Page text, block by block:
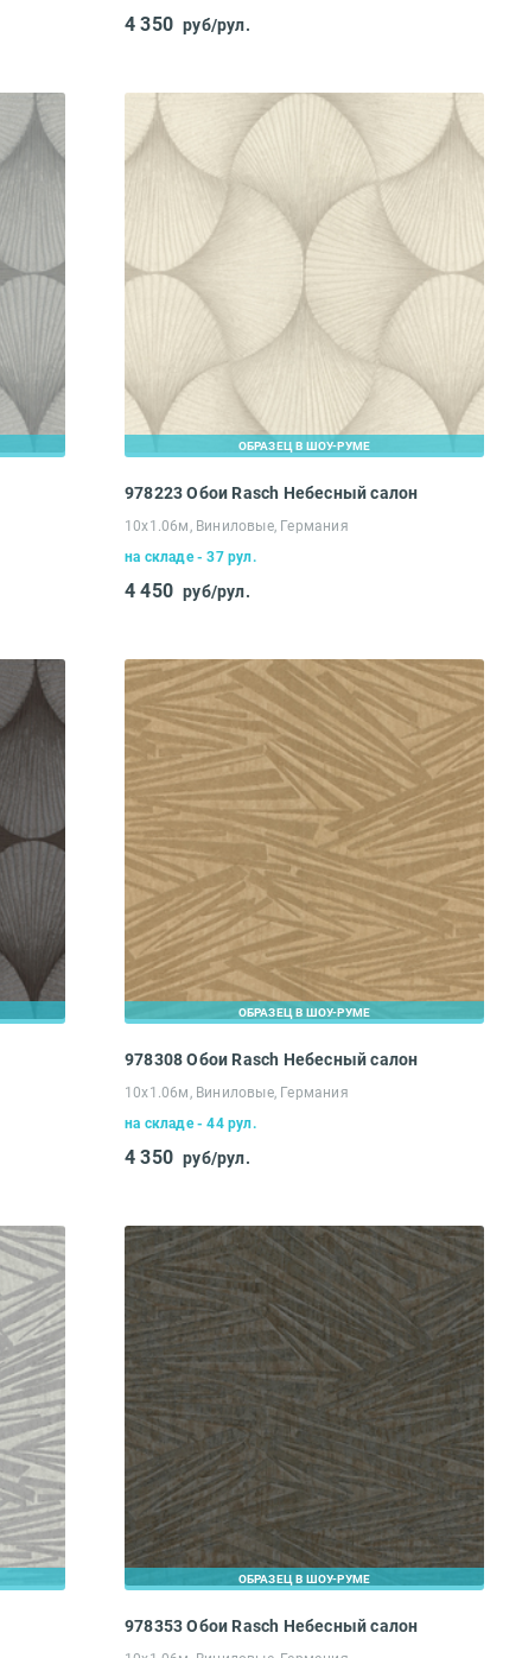
4 350 руб/рул.
ОБРАЗЕЦ В ШОУ-РУМЕ
978223 Обои Rasch Небесный салон
10х1.06м, Виниловые, Германия
на складе - 37 рул.
4 450 руб/рул.
ОБРАЗЕЦ В ШОУ-РУМЕ
978308 Обои Rasch Небесный салон
10х1.06м, Виниловые, Германия
на складе - 44 рул.
4 350 руб/рул.
ОБРАЗЕЦ В ШОУ-РУМЕ
978353 Обои Rasch Небесный салон